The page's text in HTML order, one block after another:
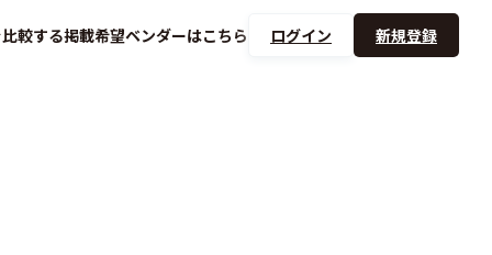
比較する掲載希望ベンダーはこちら ログイン 新規登録